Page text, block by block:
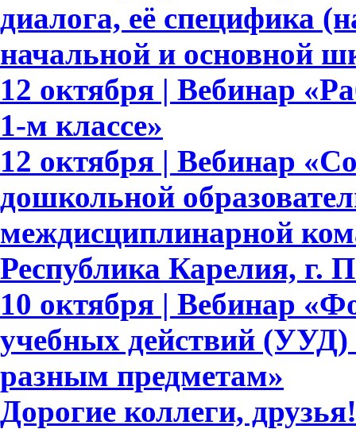
диалога, её специфика
начальной и основной
12 октября | Вебинар
1-м классе»
12 октября | Вебинар
дошкольной
междисциплинарной
Республика Карелия, г.
10 октября | Вебинар
учебных действий
разным предметам»
Дорогие коллеги,